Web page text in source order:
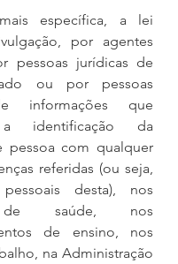
específica, a lei
por agentes
pessoas jurídicas de
ou por pessoas
informações que
a identificação da
pessoa com qualquer
referidas (ou seja,
desta), nos
de saúde, nos
de ensino, nos
na Administração